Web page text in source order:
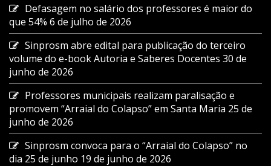
Defasagem no salário dos professores é maior do
que 54% 6 de julho de 2026
Sinprosm abre edital para publicação do terceiro
volume do e-book Autoria e Saberes Docentes 30 de
junho de 2026
Professores municipais realizam paralisação e
promovem “Arraial do Colapso” em Santa Maria 25 de
junho de 2026
Sinprosm convoca para o “Arraial do Colapso” no
dia 25 de junho 19 de junho de 2026